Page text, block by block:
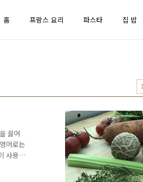
홈 프랑스 요리 파스타 집 밥
끓어
어로는
사용하
치를